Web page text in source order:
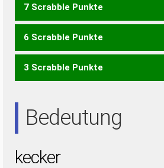
RECK
7 Scrabble Punkte
KREE
6 Scrabble Punkte
CER
3 Scrabble Punkte
Bedeutung
kecker